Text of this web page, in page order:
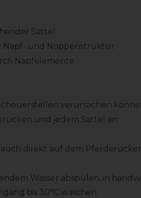
Sättel
Napf- und Noppenstruktur
Napfelemente
verursachen
und jedem Sattel an
direkt auf dem
Wasser abspülen, in
bis 30°C waschen